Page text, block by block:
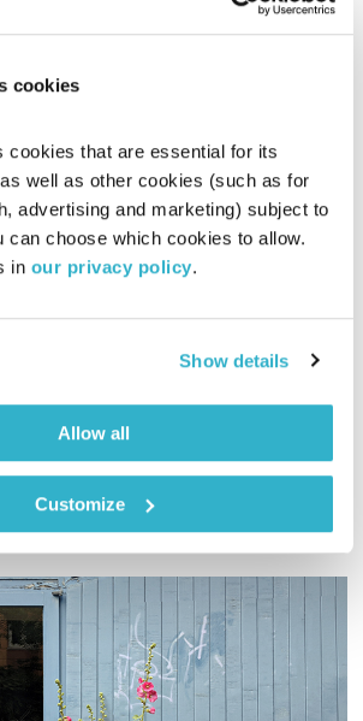
cookies
cookies that are essential for its
well as other cookies (such as for
advertising and marketing) subject to
can choose which cookies to allow.
in our privacy policy.
Show details
Allow all
Customize
התעוררות – 23.8.18
גליה גלעדי
גליה גלעדי מזמינה אתכם להתעורר יחדיו בכל